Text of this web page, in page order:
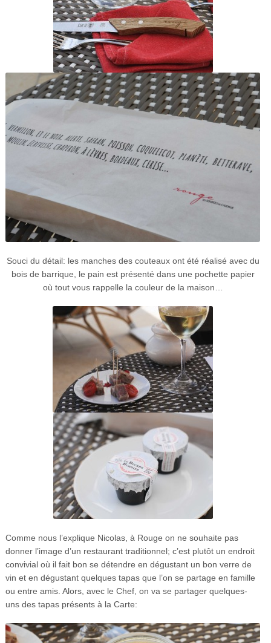
Souci du détail: les manches des couteaux ont été réalisé avec du
bois de barrique, le pain est présenté dans une pochette papier
où tout vous rappelle la couleur de la maison…
Comme nous l’explique Nicolas, à Rouge on ne souhaite pas
donner l’image d’un restaurant traditionnel; c’est plutôt un endroit
convivial où il fait bon se détendre en dégustant un bon verre de
vin et en dégustant quelques tapas que l’on se partage en famille
ou entre amis. Alors, avec le Chef, on va se partager quelques-
uns des tapas présents à la Carte: